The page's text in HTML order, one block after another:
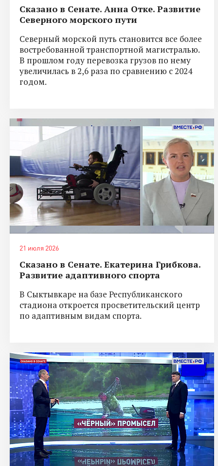
Сказано в Сенате. Анна Отке. Развитие
Северного морского пути
Северный морской путь становится все более
востребованной транспортной магистралью.
В прошлом году перевозка грузов по нему
увеличилась в 2,6 раза по сравнению с 2024
годом.
21 июля 2026
Сказано в Сенате. Екатерина Грибкова.
Развитие адаптивного спорта
В Сыктывкаре на базе Республиканского
стадиона откроется просветительский центр
по адаптивным видам спорта.